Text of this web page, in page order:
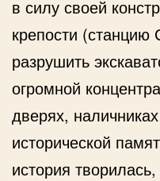
в силу своей
крепости
разрушить
огромной
дверях,
исторической
история